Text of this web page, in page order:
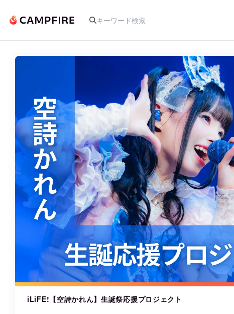
人気のプロジェクト
アート・写真
テクノロジー・ガジェット
映像・映画
ビジネス・起業
まちづくり・地域活性化
iLiFE!【空詩かれん】生誕祭応援プロジェクト